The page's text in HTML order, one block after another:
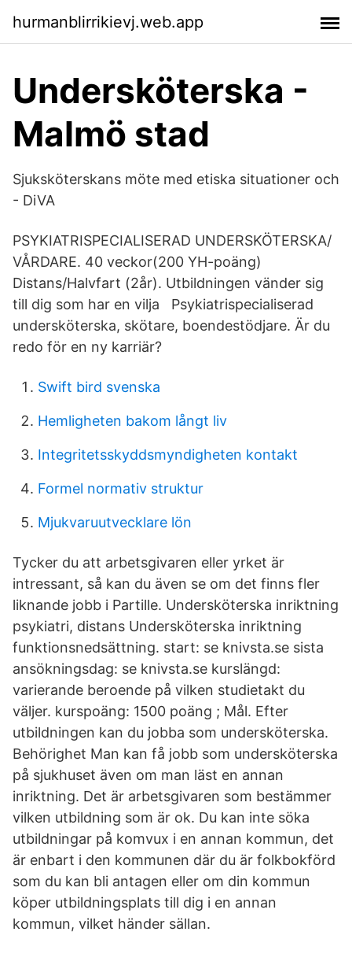
hurmanblirrikievj.web.app
Undersköterska -
Malmö stad
Sjuksköterskans möte med etiska situationer och
- DiVA
PSYKIATRISPECIALISERAD UNDERSKÖTERSKA/
VÅRDARE. 40 veckor(200 YH-poäng)
Distans/Halvfart (2år). Utbildningen vänder sig
till dig som har en vilja Psykiatrispecialiserad
undersköterska, skötare, boendestödjare. Är du
redo för en ny karriär?
Swift bird svenska
Hemligheten bakom långt liv
Integritetsskyddsmyndigheten kontakt
Formel normativ struktur
Mjukvaruutvecklare lön
Tycker du att arbetsgivaren eller yrket är
intressant, så kan du även se om det finns fler
liknande jobb i Partille. Undersköterska inriktning
psykiatri, distans Undersköterska inriktning
funktionsnedsättning. start: se knivsta.se sista
ansökningsdag: se knivsta.se kurslängd:
varierande beroende på vilken studietakt du
väljer. kurspoäng: 1500 poäng ; Mål. Efter
utbildningen kan du jobba som undersköterska.
Behörighet Man kan få jobb som undersköterska
på sjukhuset även om man läst en annan
inriktning. Det är arbetsgivaren som bestämmer
vilken utbildning som är ok. Du kan inte söka
utbildningar på komvux i en annan kommun, det
är enbart i den kommunen där du är folkbokförd
som du kan bli antagen eller om din kommun
köper utbildningsplats till dig i en annan
kommun, vilket händer sällan.